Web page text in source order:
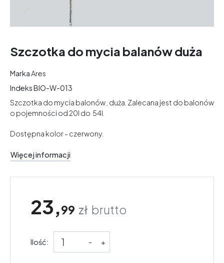
Szczotka do mycia balanów duża
MarkaAres
IndeksBIO-W-013
Szczotka do mycia balonów , duża. Zalecana jest do balonów
o pojemności od 20l do 54l.
Dostępna kolor - czerwony.
Więcej informacji
23,99 zł brutto
Ilość: - +